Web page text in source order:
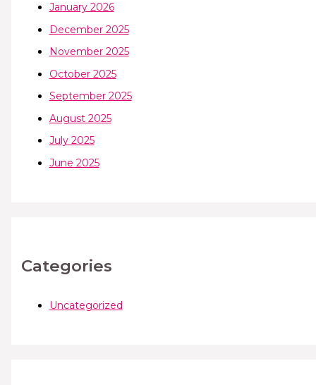
January 2026
December 2025
November 2025
October 2025
September 2025
August 2025
July 2025
June 2025
Categories
Uncategorized